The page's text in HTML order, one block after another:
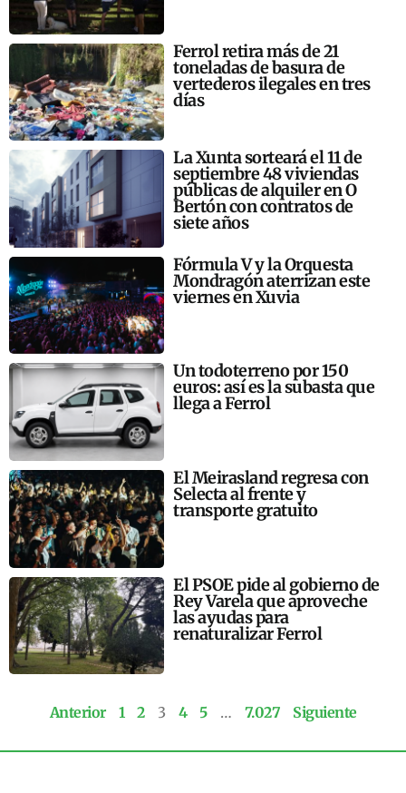
Ferrol retira más de 21
toneladas de basura de
vertederos ilegales en tres
días
La Xunta sorteará el 11 de
septiembre 48 viviendas
públicas de alquiler en O
Bertón con contratos de
siete años
Fórmula V y la Orquesta
Mondragón aterrizan este
viernes en Xuvia
Un todoterreno por 150
euros: así es la subasta que
llega a Ferrol
El Meirasland regresa con
Selecta al frente y
transporte gratuito
El PSOE pide al gobierno de
Rey Varela que aproveche
las ayudas para
renaturalizar Ferrol
Anterior 1 2 3 4 5 … 7.027 Siguiente